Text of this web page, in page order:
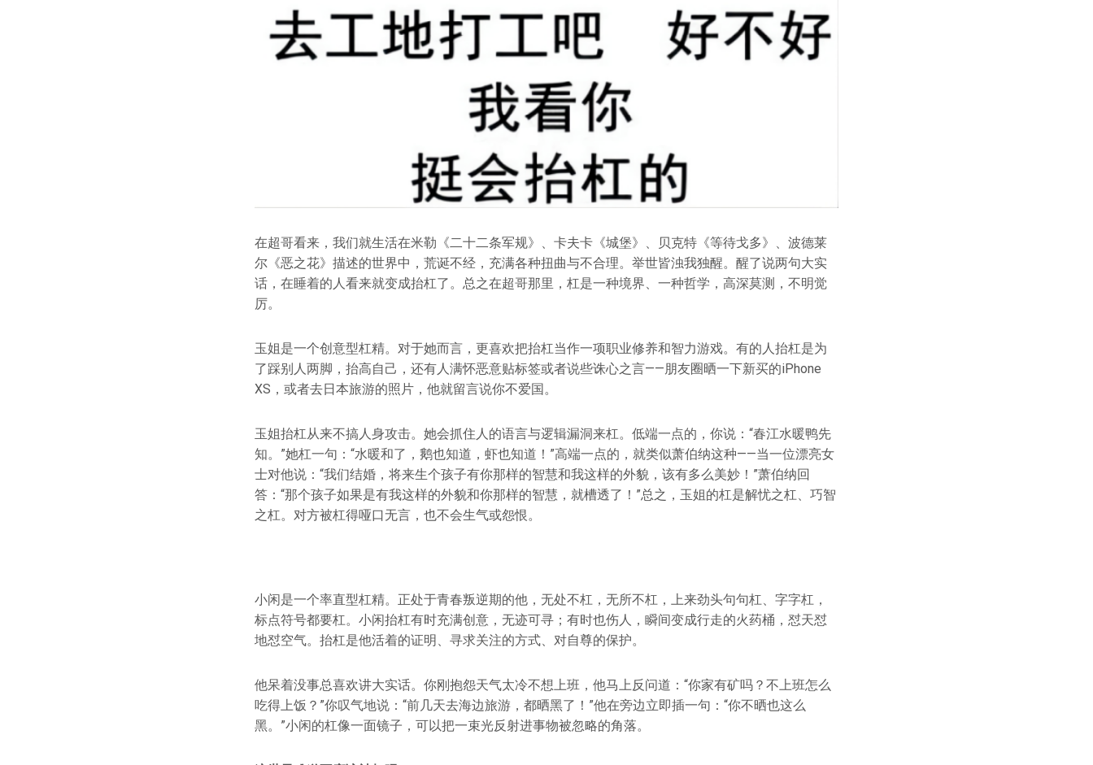
在超哥看来，我们就生活在米勒《二十二条军规》、卡夫卡《城堡》、贝克特《等待戈多》、波德莱
尔《恶之花》描述的世界中，荒诞不经，充满各种扭曲与不合理。举世皆浊我独醒。醒了说两句大实
话，在睡着的人看来就变成抬杠了。总之在超哥那里，杠是一种境界、一种哲学，高深莫测，不明觉
厉。
玉姐是一个创意型杠精。对于她而言，更喜欢把抬杠当作一项职业修养和智力游戏。有的人抬杠是为
了踩别人两脚，抬高自己，还有人满怀恶意贴标签或者说些诛心之言——朋友圈晒一下新买的iPhone
XS，或者去日本旅游的照片，他就留言说你不爱国。
玉姐抬杠从来不搞人身攻击。她会抓住人的语言与逻辑漏洞来杠。低端一点的，你说：“春江水暖鸭先
知。”她杠一句：“水暖和了，鹅也知道，虾也知道！”高端一点的，就类似萧伯纳这种——当一位漂亮女
士对他说：“我们结婚，将来生个孩子有你那样的智慧和我这样的外貌，该有多么美妙！”萧伯纳回
答：“那个孩子如果是有我这样的外貌和你那样的智慧，就槽透了！”总之，玉姐的杠是解忧之杠、巧智
之杠。对方被杠得哑口无言，也不会生气或怨恨。
小闲是一个率直型杠精。正处于青春叛逆期的他，无处不杠，无所不杠，上来劲头句句杠、字字杠，
标点符号都要杠。小闲抬杠有时充满创意，无迹可寻；有时也伤人，瞬间变成行走的火药桶，怼天怼
地怼空气。抬杠是他活着的证明、寻求关注的方式、对自尊的保护。
他呆着没事总喜欢讲大实话。你刚抱怨天气太冷不想上班，他马上反问道：“你家有矿吗？不上班怎么
吃得上饭？”你叹气地说：“前几天去海边旅游，都晒黑了！”他在旁边立即插一句：“你不晒也这么
黑。”小闲的杠像一面镜子，可以把一束光反射进事物被忽略的角落。